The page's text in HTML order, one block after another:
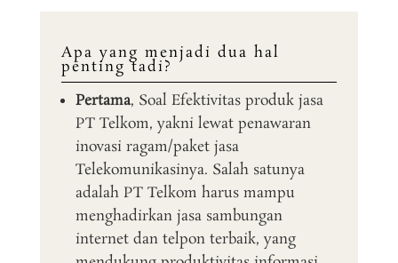
Apa yang menjadi dua hal
penting tadi?
Pertama, Soal Efektivitas produk jasa
PT Telkom, yakni lewat penawaran
inovasi ragam/paket jasa
Telekomunikasinya. Salah satunya
adalah PT Telkom harus mampu
menghadirkan jasa sambungan
internet dan telpon terbaik, yang